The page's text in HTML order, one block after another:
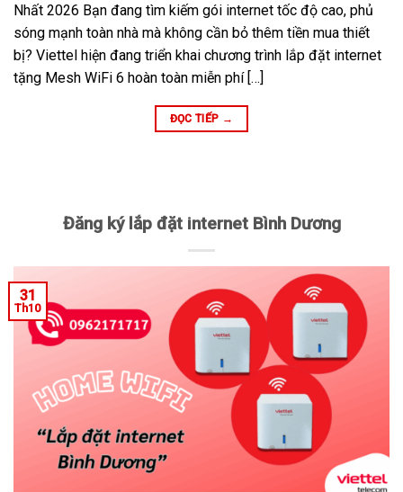
Nhất 2026 Bạn đang tìm kiếm gói internet tốc độ cao, phủ
sóng mạnh toàn nhà mà không cần bỏ thêm tiền mua thiết
bị? Viettel hiện đang triển khai chương trình lắp đặt internet
tặng Mesh WiFi 6 hoàn toàn miễn phí […]
ĐỌC TIẾP →
Đăng ký lắp đặt internet Bình Dương
31
Th10